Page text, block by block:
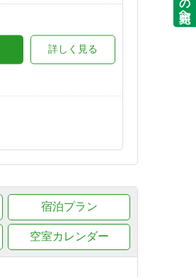
詳しく見る
詳しく見る
詳しく見る
詳しく見る
宿泊プラン
空室カレンダー